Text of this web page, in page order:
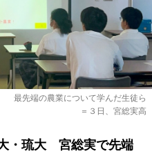
最先端の農業について学んだ生徒ら
＝３日、宮総実高
・琉大 宮総実で先端